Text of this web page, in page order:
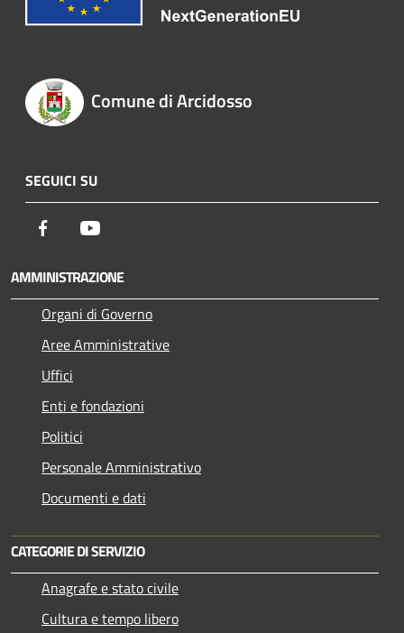
Comune di Arcidosso
SEGUICI SU
Facebook
AMMINISTRAZIONE
Organi di Governo
Aree Amministrative
Uffici
Enti e fondazioni
Politici
Personale Amministrativo
Documenti e dati
CATEGORIE DI SERVIZIO
Anagrafe e stato civile
Cultura e tempo libero